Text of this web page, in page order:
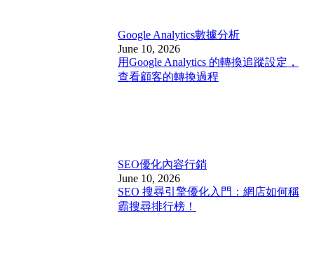
Google Analytics數據分析
June 10, 2026
用Google Analytics 的轉換追蹤設定，
查看顧客的轉換過程
SEO優化內容行銷
June 10, 2026
SEO 搜尋引擎優化入門：網店如何稱
霸搜尋排行榜！